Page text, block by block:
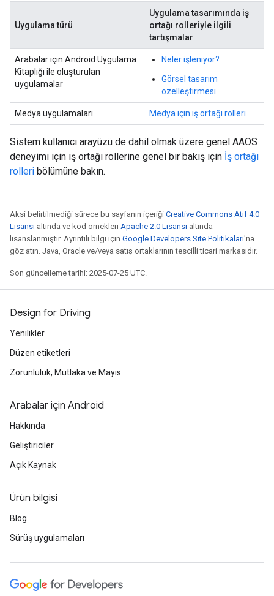
Uygulama türü
Uygulama tasarımında iş
ortağı rolleriyle ilgili
tartışmalar
Arabalar için Android Uygulama
Kitaplığı ile oluşturulan
uygulamalar
Neler işleniyor?
Görsel tasarım
özelleştirmesi
Medya uygulamaları Medya için iş ortağı rolleri
Sistem kullanıcı arayüzü de dahil olmak üzere genel AAOS
deneyimi için iş ortağı rollerine genel bir bakış için İş ortağı
rolleri bölümüne bakın.
Aksi belirtilmediği sürece bu sayfanın içeriği Creative Commons Atıf 4.0
Lisansı altında ve kod örnekleri Apache 2.0 Lisansı altında
lisanslanmıştır. Ayrıntılı bilgi için Google Developers Site Politikaları'na
göz atın. Java, Oracle ve/veya satış ortaklarının tescilli ticari markasıdır.
Son güncelleme tarihi: 2025-07-25 UTC.
Design for Driving
Yenilikler
Düzen etiketleri
Zorunluluk, Mutlaka ve Mayıs
Arabalar için Android
Hakkında
Geliştiriciler
Açık Kaynak
Ürün bilgisi
Blog
Sürüş uygulamaları